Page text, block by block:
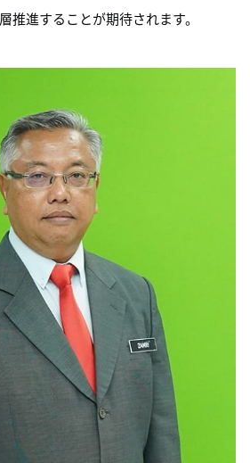
推進することが期待されます。